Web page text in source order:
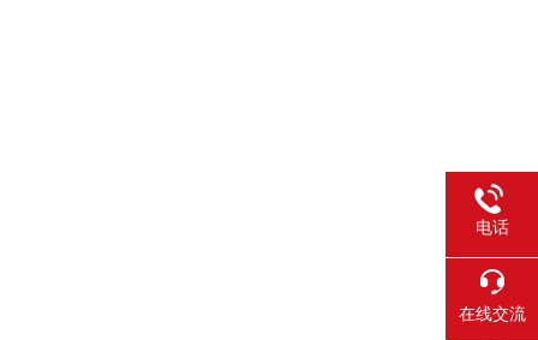
电话
在线交流